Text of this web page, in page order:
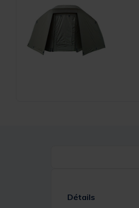
Détails